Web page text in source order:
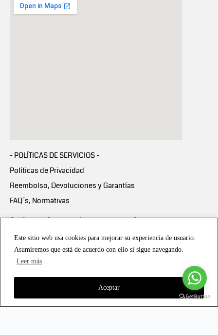
Este sitio web usa cookies para mejorar su experiencia de usuario.
Asumiremos que está de acuerdo con ello si sigue navegando.
Leer más
Aceptar
- POLÍTICAS DE SERVICIOS -
Políticas de Privacidad
Reembolso, Devoluciones y Garantías
FAQ´s, Normativas
Scalapay:Compra ahora y paga en 3 cuotas
Scalapay Política Privacidad
Copyright © 2021 all rights reserved - Vialmotor